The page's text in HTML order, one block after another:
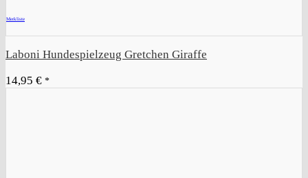
Merkliste
Laboni Hundespielzeug Gretchen Giraffe
14,95 € *